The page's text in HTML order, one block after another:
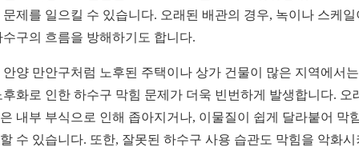
문제를 일으킬 수 있습니다. 오래된 배관의 경우, 녹이나 스케일
수구의 흐름을 방해하기도 합니다.
안양 만안구처럼 노후된 주택이나 상가 건물이 많은 지역에서
후화로 인한 하수구 막힘 문제가 더욱 빈번하게 발생합니다. 오
내부 부식으로 인해 좁아지거나, 이물질이 쉽게 달라붙어 막
수 있습니다. 또한, 잘못된 하수구 사용 습관도 막힘을 악화시